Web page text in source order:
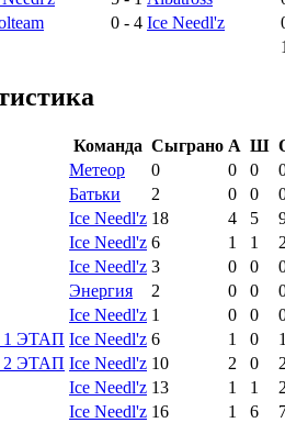
0 - 4 Ice Needl'z
1
Команда Сыграно А Ш
Метеор 0 0 0
Батьки 2 0 0
Ice Needl'z 18 4 5
Ice Needl'z 6 1 1
Ice Needl'z 3 0 0
Энергия 2 0 0
Ice Needl'z 1 0 0
1 ЭТАП Ice Needl'z 6 1 0
1
2 ЭТАП Ice Needl'z 10 2 0
Ice Needl'z 13 1 1
Ice Needl'z 16 1 6